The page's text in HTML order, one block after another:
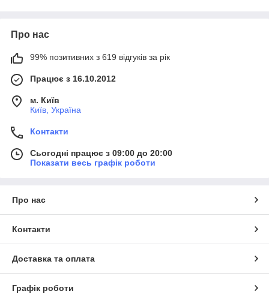
Про нас
99% позитивних з 619 відгуків за рік
Працює з 16.10.2012
м. Київ
Київ, Україна
Контакти
Сьогодні працює з 09:00 до 20:00
Показати весь графік роботи
Про нас
Контакти
Доставка та оплата
Графік роботи